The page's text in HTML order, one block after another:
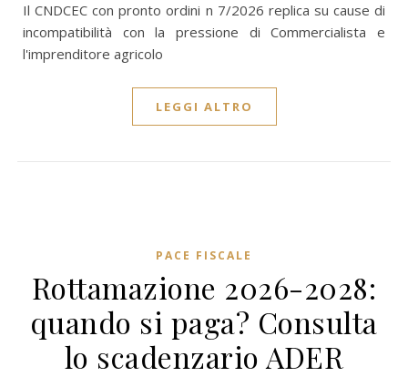
Il CNDCEC con pronto ordini n 7/2026 replica su cause di
incompatibilità con la pressione di Commercialista e
l'imprenditore agricolo
LEGGI ALTRO
PACE FISCALE
Rottamazione 2026-2028:
quando si paga? Consulta
lo scadenzario ADER